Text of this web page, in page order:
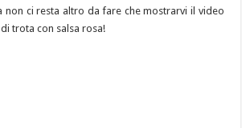
non ci resta altro da fare che mostrarvi il video
trota con salsa rosa!